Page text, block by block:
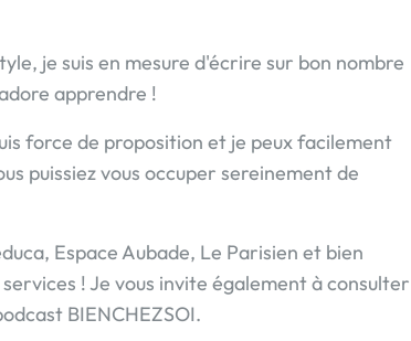
je suis en mesure d'écrire sur bon nombre
apprendre !
force de proposition et je peux facilement
puissiez vous occuper sereinement de
Espace Aubade, Le Parisien et bien
! Je vous invite également à consulter
BIENCHEZSOI.